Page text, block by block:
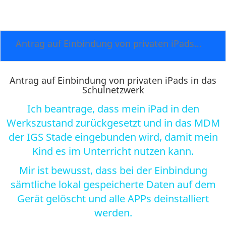
Antrag auf Einbindung von privaten iPads in das Schulnetzwerk
Antrag auf Einbindung von privaten iPads in das
Schulnetzwerk
Ich beantrage, dass mein iPad in den
Werkszustand zurückgesetzt und in das MDM
der IGS Stade eingebunden wird, damit mein
Kind es im Unterricht nutzen kann.
Mir ist bewusst, dass bei der Einbindung
sämtliche lokal gespeicherte Daten auf dem
Gerät gelöscht und alle APPs deinstalliert
werden.